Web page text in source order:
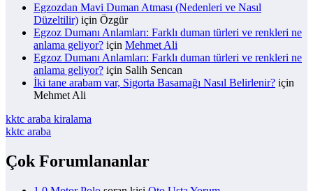
Egzozdan Mavi Duman Atması (Nedenleri ve Nasıl
Düzeltilir) için Özgür
Egzoz Dumanı Anlamları: Farklı duman türleri ve renkleri ne
anlama geliyor? için Mehmet Ali
Egzoz Dumanı Anlamları: Farklı duman türleri ve renkleri ne
anlama geliyor? için Salih Sencan
İki tane arabam var, Sigorta Basamağı Nasıl Belirlenir? için
Mehmet Ali
kktc araba kiralama
kktc araba
Çok Forumlananlar